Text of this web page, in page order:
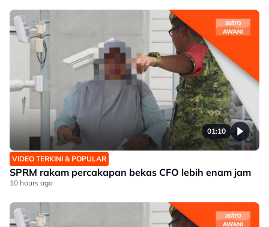
01:10
VIDEO TERKINI & POPULAR
SPRM rakam percakapan bekas CFO lebih enam jam
10 hours ago